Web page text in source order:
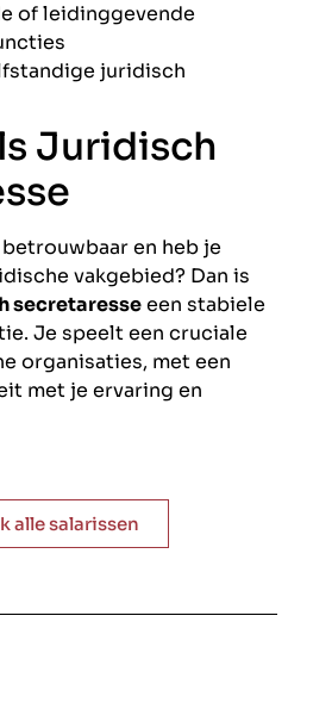
of leidinggevende
juridisch
Juridisch
en heb je
vakgebied? Dan is
secretaresseeen stabiele
Je speelt een cruciale
organisaties, met een
met je ervaring en
alle salarissen